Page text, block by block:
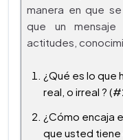
manera en que
que un
actitudes,
¿Qué es lo que
real, o irreal ?
¿Cómo encaja
que usted